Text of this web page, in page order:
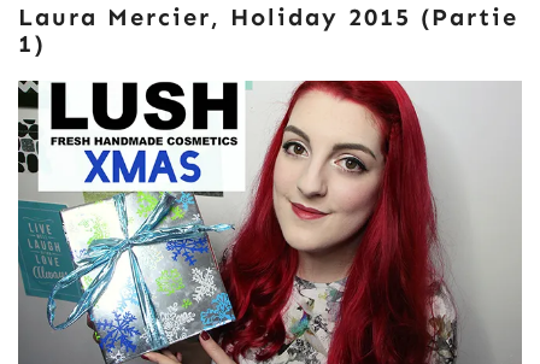
Laura Mercier, Holiday 2015 (Partie
1)